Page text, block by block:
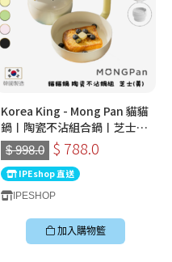
Korea King - Mong Pan 貓貓
鍋〡陶瓷不沾組合鍋〡芝士
(黃)
$ 998.0 $ 788.0
IPEshop 直送
IPESHOP
加入購物籃